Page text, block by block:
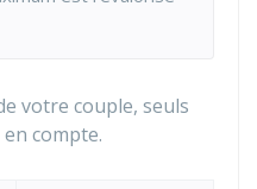
votre couple, seuls
compte.